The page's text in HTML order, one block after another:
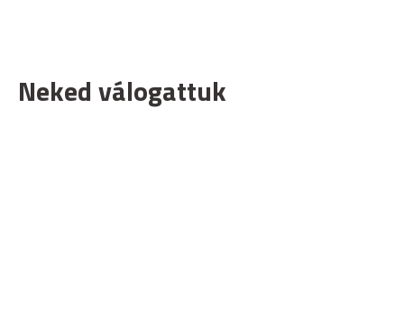
Neked válogattuk